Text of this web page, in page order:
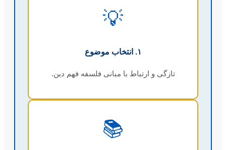
💡
۱. انتخاب موضوع
تازگی و ارتباط با مبانی فلسفه فهم دین.
📚